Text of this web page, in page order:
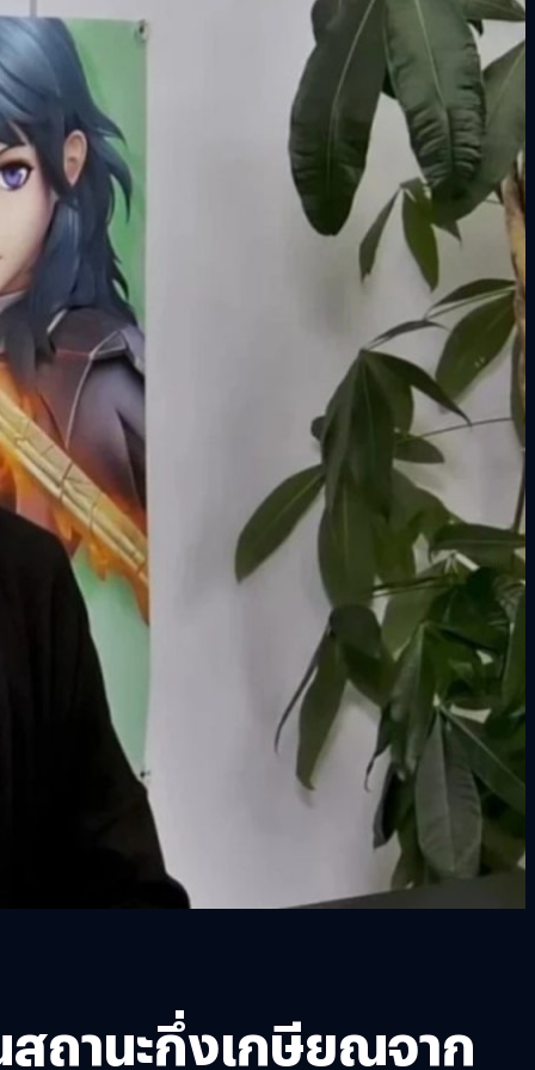
สถานะกึ่งเกษียณจาก